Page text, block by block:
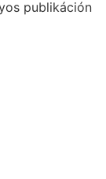
publikáción